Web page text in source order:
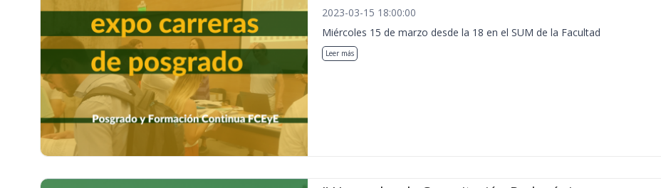
2023-03-15 18:00:00
Miércoles 15 de marzo desde la 18 en el SUM de la Facultad
Leer más